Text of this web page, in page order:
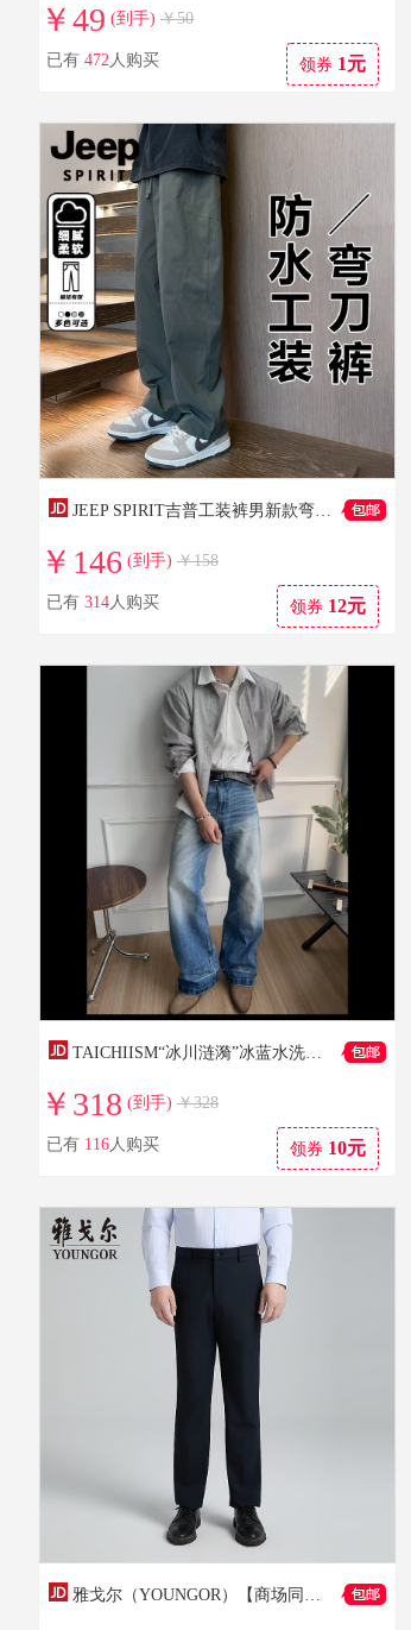
￥49 (到手) ￥50
已有 472人购买 领券 1元
JEEP SPIRIT吉普工装裤男新款弯刀裤男士春夏季秋冬美式冲锋裤直筒休闲裤子男 灰绿色 常规 2XL
￥146 (到手) ￥158
已有 314人购买 领券 12元
TAICHIISM“冰川涟漪”冰蓝水洗做旧高盎司猫须挺阔a字阔腿牛仔裤 水洗蓝 M
￥318 (到手) ￥328
已有 116人购买 领券 10元
雅戈尔（YOUNGOR）【商场同款】裤子男26春夏清凉弹力休闲直筒裤YCSX310623FWAG 藏青YCSX310623FWAG 38 180/94A （2尺85）96cm